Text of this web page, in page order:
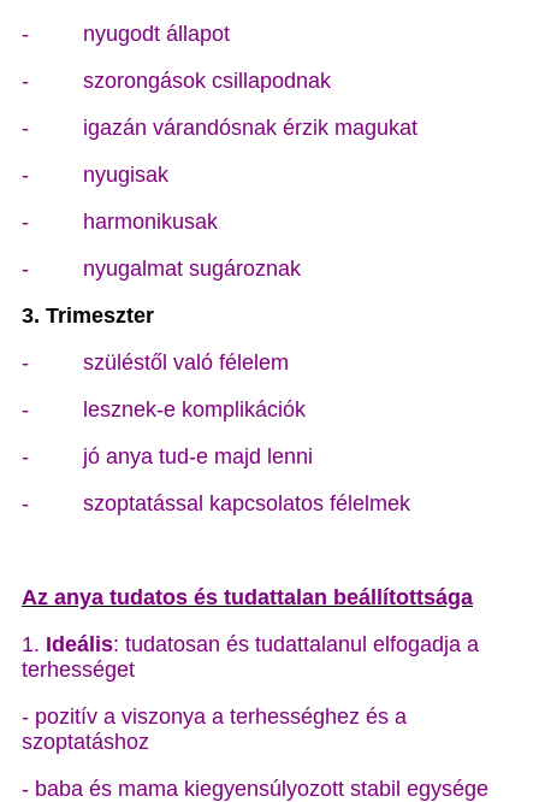
- nyugodt állapot
- szorongások csillapodnak
- igazán várandósnak érzik magukat
- nyugisak
- harmonikusak
- nyugalmat sugároznak
3. Trimeszter
- szüléstől való félelem
- lesznek-e komplikációk
- jó anya tud-e majd lenni
- szoptatással kapcsolatos félelmek
Az anya tudatos és tudattalan beállítottsága
1. Ideális: tudatosan és tudattalanul elfogadja a
terhességet
- pozitív a viszonya a terhességhez és a
szoptatáshoz
- baba és mama kiegyensúlyozott stabil egysége